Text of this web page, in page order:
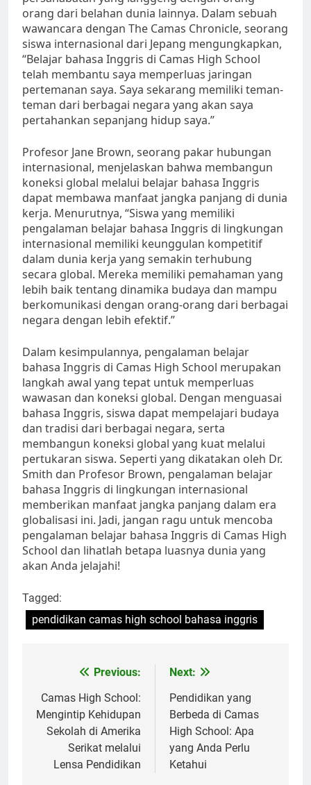
orang dari belahan dunia lainnya. Dalam sebuah
wawancara dengan The Camas Chronicle, seorang
siswa internasional dari Jepang mengungkapkan,
“Belajar bahasa Inggris di Camas High School
telah membantu saya memperluas jaringan
pertemanan saya. Saya sekarang memiliki teman-
teman dari berbagai negara yang akan saya
pertahankan sepanjang hidup saya.”
Profesor Jane Brown, seorang pakar hubungan
internasional, menjelaskan bahwa membangun
koneksi global melalui belajar bahasa Inggris
dapat membawa manfaat jangka panjang di dunia
kerja. Menurutnya, “Siswa yang memiliki
pengalaman belajar bahasa Inggris di lingkungan
internasional memiliki keunggulan kompetitif
dalam dunia kerja yang semakin terhubung
secara global. Mereka memiliki pemahaman yang
lebih baik tentang dinamika budaya dan mampu
berkomunikasi dengan orang-orang dari berbagai
negara dengan lebih efektif.”
Dalam kesimpulannya, pengalaman belajar
bahasa Inggris di Camas High School merupakan
langkah awal yang tepat untuk memperluas
wawasan dan koneksi global. Dengan menguasai
bahasa Inggris, siswa dapat mempelajari budaya
dan tradisi dari berbagai negara, serta
membangun koneksi global yang kuat melalui
pertukaran siswa. Seperti yang dikatakan oleh Dr.
Smith dan Profesor Brown, pengalaman belajar
bahasa Inggris di lingkungan internasional
memberikan manfaat jangka panjang dalam era
globalisasi ini. Jadi, jangan ragu untuk mencoba
pengalaman belajar bahasa Inggris di Camas High
School dan lihatlah betapa luasnya dunia yang
akan Anda jelajahi!
Tagged:
pendidikan camas high school bahasa inggris
Navigasi
pos
Previous:
Camas High School:
Mengintip Kehidupan
Sekolah di Amerika
Serikat melalui
Lensa Pendidikan
Next:
Pendidikan yang
Berbeda di Camas
High School: Apa
yang Anda Perlu
Ketahui